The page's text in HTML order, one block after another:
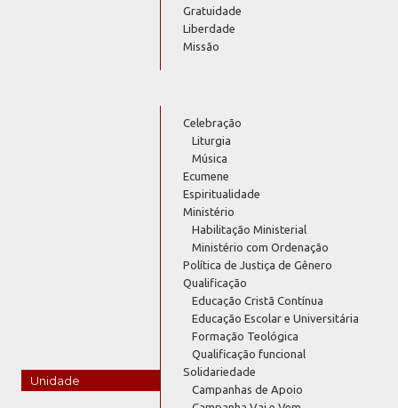
Gratuidade
Liberdade
Missão
Unidade
Celebração
Liturgia
Música
Ecumene
Espiritualidade
Ministério
Habilitação Ministerial
Ministério com Ordenação
Política de Justiça de Gênero
Qualificação
Educação Cristã Contínua
Educação Escolar e Universitária
Formação Teológica
Qualificação funcional
Solidariedade
Campanhas de Apoio